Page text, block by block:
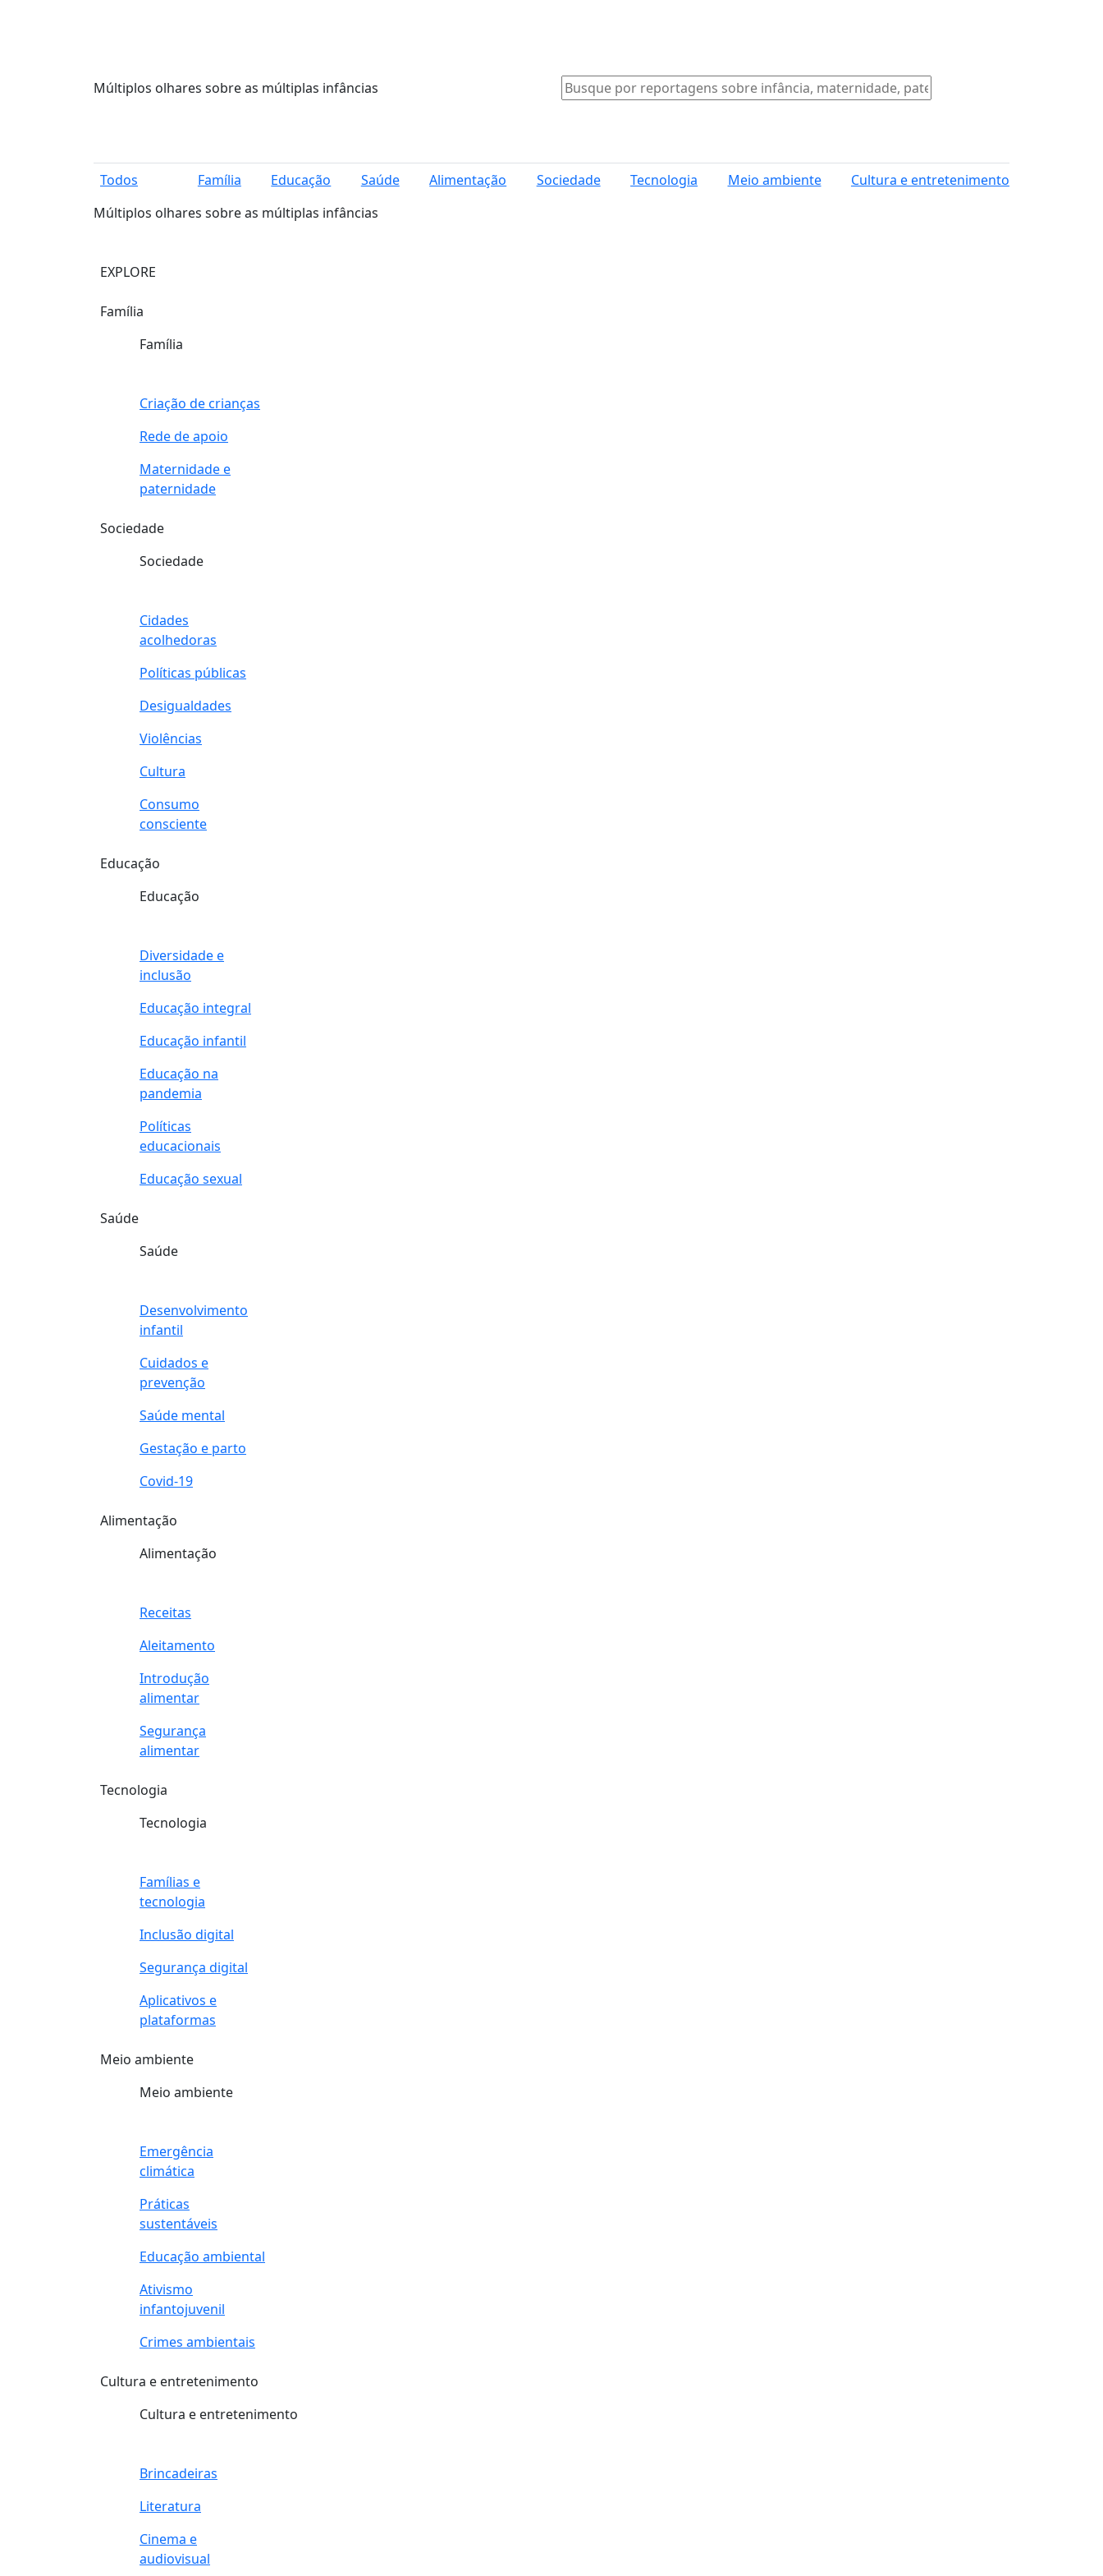
Múltiplos olhares sobre as múltiplas infâncias
Todos Família Educação Saúde Alimentação Sociedade Tecnologia Meio ambiente
Cultura e entretenimento
Múltiplos olhares sobre as múltiplas infâncias
EXPLORE
Família
Família
Criação de crianças
Rede de apoio
Maternidade e
paternidade
Sociedade
Sociedade
Cidades
acolhedoras
Políticas públicas
Desigualdades
Violências
Cultura
Consumo
consciente
Educação
Educação
Diversidade e
inclusão
Educação integral
Educação infantil
Educação na
pandemia
Políticas
educacionais
Educação sexual
Saúde
Saúde
Desenvolvimento
infantil
Cuidados e
prevenção
Saúde mental
Gestação e parto
Covid-19
Alimentação
Alimentação
Receitas
Aleitamento
Introdução
alimentar
Segurança
alimentar
Tecnologia
Tecnologia
Famílias e
tecnologia
Inclusão digital
Segurança digital
Aplicativos e
plataformas
Meio ambiente
Meio ambiente
Emergência
climática
Práticas
sustentáveis
Educação ambiental
Ativismo
infantojuvenil
Crimes ambientais
Cultura e entretenimento
Cultura e entretenimento
Brincadeiras
Literatura
Cinema e
audiovisual